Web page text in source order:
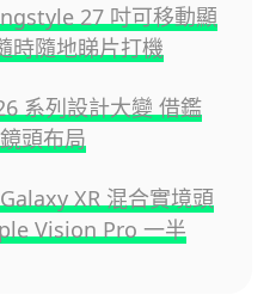
27 吋可移動顯
時隨地睇片打機
系列設計大變 借鑑
頭布局
XR 混合實境頭
Vision Pro 一半